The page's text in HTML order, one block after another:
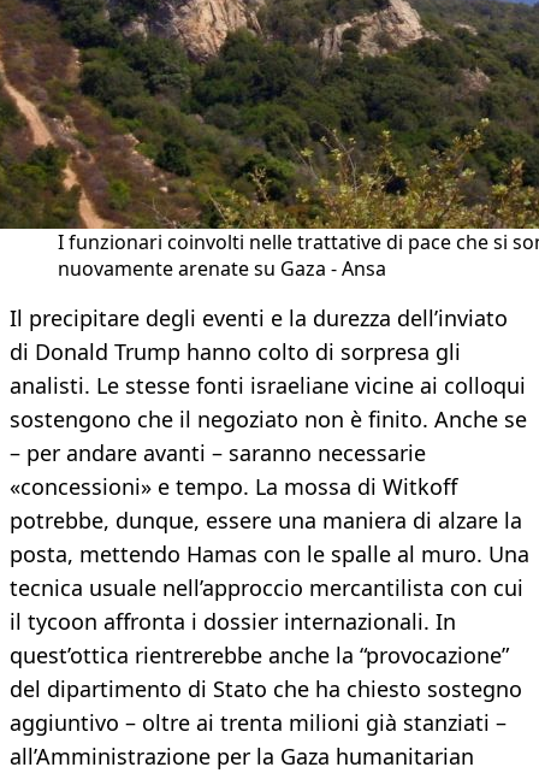
I funzionari coinvolti nelle trattative di pace che si
nuovamente arenate su Gaza - Ansa
Il precipitare degli eventi e la durezza dell’inviato
di Donald Trump hanno colto di sorpresa gli
analisti. Le stesse fonti israeliane vicine ai colloqui
sostengono che il negoziato non è finito. Anche se
– per andare avanti – saranno necessarie
«concessioni» e tempo. La mossa di Witkoff
potrebbe, dunque, essere una maniera di alzare la
posta, mettendo Hamas con le spalle al muro. Una
tecnica usuale nell’approccio mercantilista con cui
il tycoon affronta i dossier internazionali. In
quest’ottica rientrerebbe anche la “provocazione”
del dipartimento di Stato che ha chiesto sostegno
aggiuntivo – oltre ai trenta milioni già stanziati –
all’Amministrazione per la Gaza humanitarian